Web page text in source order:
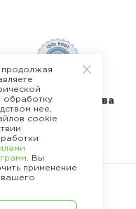
Стандарты качества
продолжая
обработку
нее,
cookie
. Вы
применение